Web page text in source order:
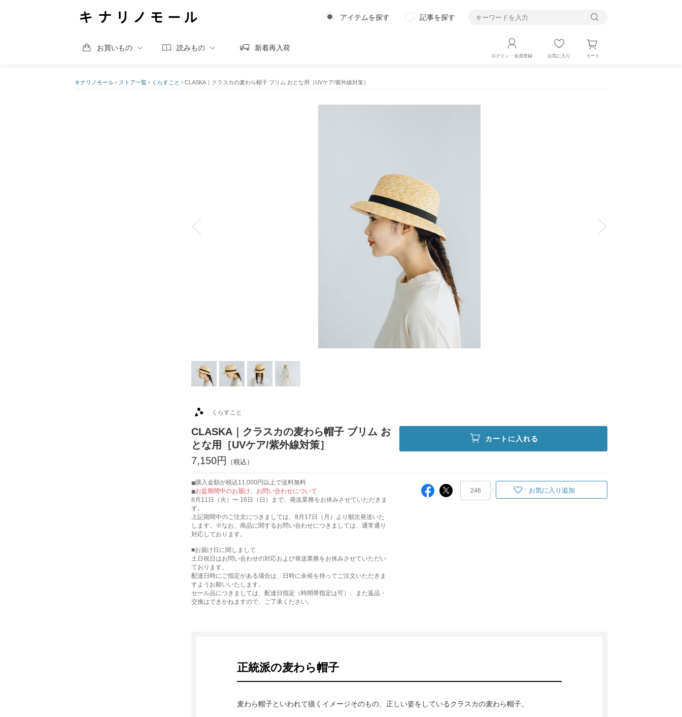
アイテムを探す 記事を探す
お買いもの 読みもの 新着再入荷
ログイン・会員登録 お気に入り カート
キナリノモール › ストア一覧 › くらすこと › CLASKA｜クラスカの麦わら帽子 ブリム おとな用［UVケア/紫外線対策］
くらすこと
CLASKA｜クラスカの麦わら帽子 ブリム お
とな用［UVケア/紫外線対策］
7,150円
カートに入れる
購入金額が税込11,000円以上で送料無料
お盆期間中のお届け、お問い合わせについて
8月11日（火）〜 16日（日）まで、発送業務をお休みさせていただきま
す。
上記期間中のご注文につきましては、8月17日（月）より順次発送いた
します。※なお、商品に関するお問い合わせにつきましては、通常通り
対応しております。
■お届け日に関しまして
土日祝日はお問い合わせの対応および発送業務をお休みさせていただい
ております。
配達日時にご指定がある場合は、日時に余裕を持ってご注文いただきま
すようお願いいたします。
セール品につきましては、配達日指定（時間帯指定は可）、また返品・
交換はできかねますので、ご了承ください。
246 お気に入り追加
正統派の麦わら帽子
麦わら帽子といわれて描くイメージそのもの、正しい姿をしているクラスカの麦わら帽子。